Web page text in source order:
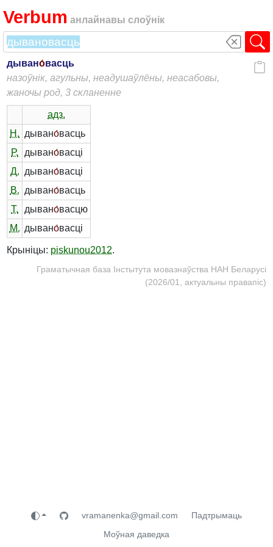
Verbum анлайнавы слоўнік
дывано́васць
назоўнік, агульны, неадушаўлёны, неасабовы,
жаночы род, 3 скланенне
адз.
Н. дывано́васць
Р.
дывано́васці
Д. дывано́васці
В. дывано́васць
Т.
дывано́васцю
М. дывано́васці
Крыніцы: piskunou2012.
Граматычная база Інстытута мовазнаўства НАН Беларусі
(2026/01, актуальны правапіс)
vramanenka@gmail.com
Падтрымаць
Моўная даведка